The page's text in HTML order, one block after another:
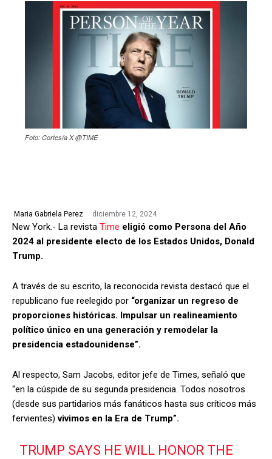
Foto: Cortesía X @TIME
Maria Gabriela Perez diciembre 12, 2024
New York.- La revista Time eligió como Persona del Año
2024 al presidente electo de los Estados Unidos, Donald
Trump.
A través de su escrito, la reconocida revista destacó que el
republicano fue reelegido por “organizar un regreso de
proporciones históricas. Impulsar un realineamiento
político único en una generación y remodelar la
presidencia estadounidense”.
Al respecto, Sam Jacobs, editor jefe de Times, señaló que
“en la cúspide de su segunda presidencia. Todos nosotros
(desde sus partidarios más fanáticos hasta sus críticos más
fervientes)vivimos en la Era de Trump”.
TRUMP SAYS HE WILL HONOR THE